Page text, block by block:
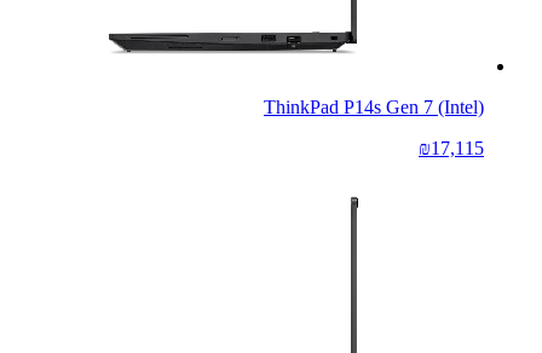
ThinkPad P14s Gen 7 (Intel)
₪17,115